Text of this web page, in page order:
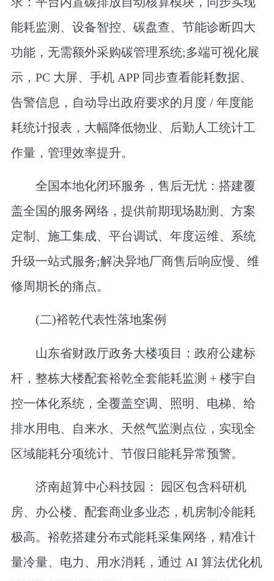
能耗监测、设备智控、碳盘查、节能诊断四大
功能，无需额外采购碳管理系统;多端可视化展
示，PC 大屏、手机 APP 同步查看能耗数据、
告警信息，自动导出政府要求的月度 / 年度能
耗统计报表，大幅降低物业、后勤人工统计工
作量，管理效率提升。
全国本地化闭环服务，售后无忧：搭建覆
盖全国的服务网络，提供前期现场勘测、方案
定制、施工集成、平台调试、年度运维、系统
升级一站式服务;解决异地厂商售后响应慢、维
修周期长的痛点。
(二)裕乾代表性落地案例
山东省财政厅政务大楼项目
：政府公建标
杆，整栋大楼配套裕乾全套能耗监测 + 楼宇自
控一体化系统，全覆盖空调、照明、电梯、给
排水用电、自来水、天然气监测点位，实现全
区域能耗分项统计、节假日能耗异常预警。
济南超算中心科技园：
园区包含科研机
房、办公楼、配套商业多业态，机房制冷能耗
极高。裕乾搭建分布式能耗采集网络，精准计
量冷量、电力、用水消耗，通过 AI 算法优化机